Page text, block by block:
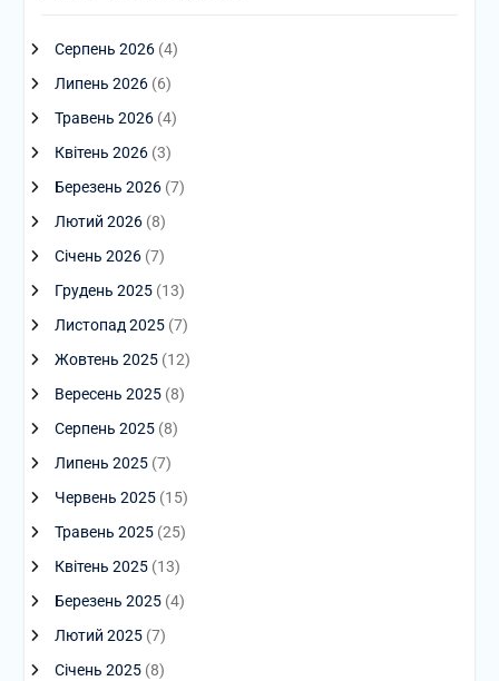
Серпень 2026(4)
Липень 2026(6)
Травень 2026(4)
Квітень 2026(3)
Березень 2026(7)
Лютий 2026(8)
Січень 2026(7)
Грудень 2025(13)
Листопад 2025(7)
Жовтень 2025(12)
Вересень 2025(8)
Серпень 2025(8)
Липень 2025(7)
Червень 2025(15)
Травень 2025(25)
Квітень 2025(13)
Березень 2025(4)
Лютий 2025(7)
Січень 2025(8)